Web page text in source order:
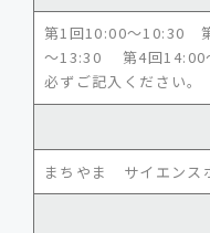
第1回10:00～10:30
～13:30 第4回14:00
必ずご記入ください。
まちやま サイエンス